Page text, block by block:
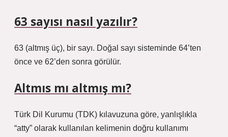
63 sayısı nasıl yazılır?
63 (altmış üç), bir sayı. Doğal sayı sisteminde 64’ten
önce ve 62’den sonra görülür.
Altmıs mı altmış mı?
Türk Dil Kurumu (TDK) kılavuzuna göre, yanlışlıkla
“atty” olarak kullanılan kelimenin doğru kullanımı